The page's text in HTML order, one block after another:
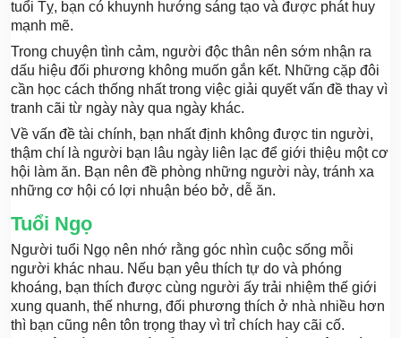
tuổi Tỵ, bạn có khuynh hướng sáng tạo và được phát huy
mạnh mẽ.
Trong chuyện tình cảm, người độc thân nên sớm nhận ra
dấu hiệu đối phương không muốn gắn kết. Những cặp đôi
cần học cách thống nhất trong việc giải quyết vấn đề thay vì
tranh cãi từ ngày này qua ngày khác.
Về vấn đề tài chính, bạn nhất định không được tin người,
thậm chí là người bạn lâu ngày liên lạc để giới thiệu một cơ
hội làm ăn. Bạn nên đề phòng những người này, tránh xa
những cơ hội có lợi nhuận béo bở, dễ ăn.
Tuổi Ngọ
Người tuổi Ngọ nên nhớ rằng góc nhìn cuộc sống mỗi
người khác nhau. Nếu bạn yêu thích tự do và phóng
khoáng, bạn thích được cùng người ấy trải nhiệm thế giới
xung quanh, thế nhưng, đối phương thích ở nhà nhiều hơn
thì bạn cũng nên tôn trọng thay vì trỉ chích hay cãi cố.